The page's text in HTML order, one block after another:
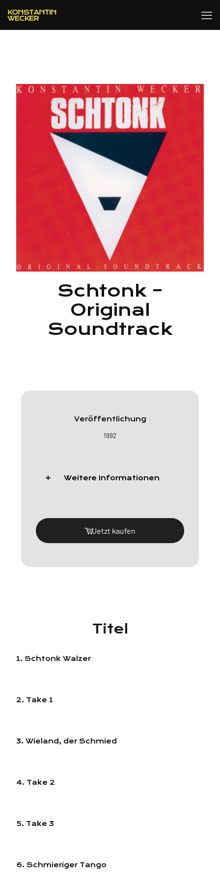
Schtonk –
Original
Soundtrack
Veröffentlichung
1992
Weitere Informationen
Jetzt kaufen
Titel
1. Schtonk Walzer
2. Take 1
3. Wieland, der Schmied
4. Take 2
5. Take 3
6. Schmieriger Tango